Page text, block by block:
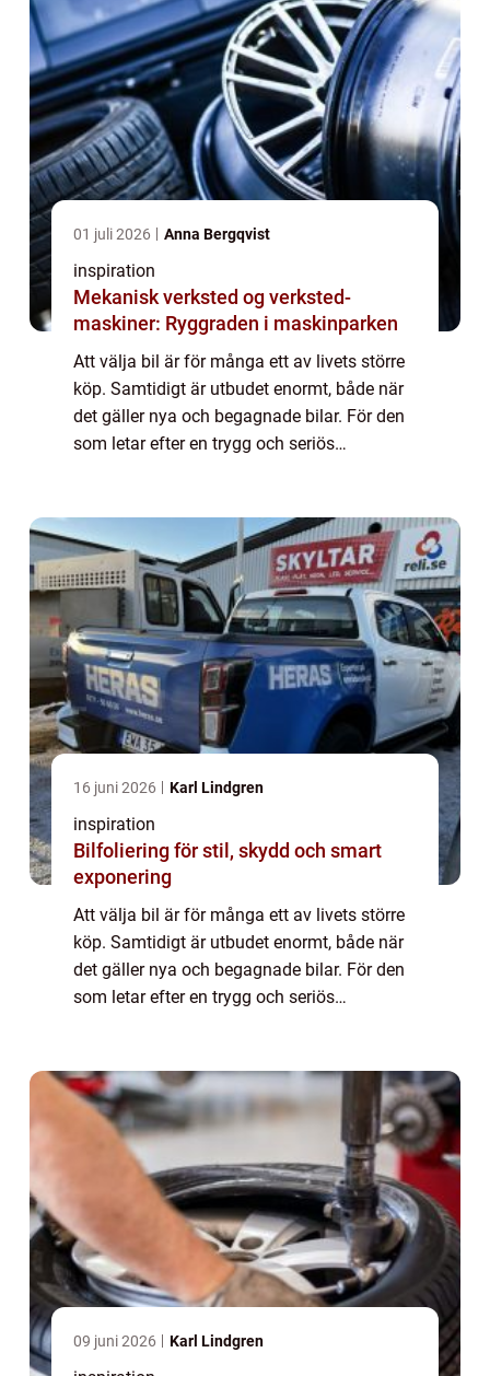
01 juli 2026 Anna Bergqvist
inspiration
Mekanisk verksted og verksted-
maskiner: Ryggraden i maskinparken
Att välja bil är för många ett av livets större
köp. Samtidigt är utbudet enormt, både när
det gäller nya och begagnade bilar. För den
som letar efter en trygg och seriös
16 juni 2026 Karl Lindgren
inspiration
Bilfoliering för stil, skydd och smart
exponering
Att välja bil är för många ett av livets större
köp. Samtidigt är utbudet enormt, både när
det gäller nya och begagnade bilar. För den
som letar efter en trygg och seriös
09 juni 2026 Karl Lindgren